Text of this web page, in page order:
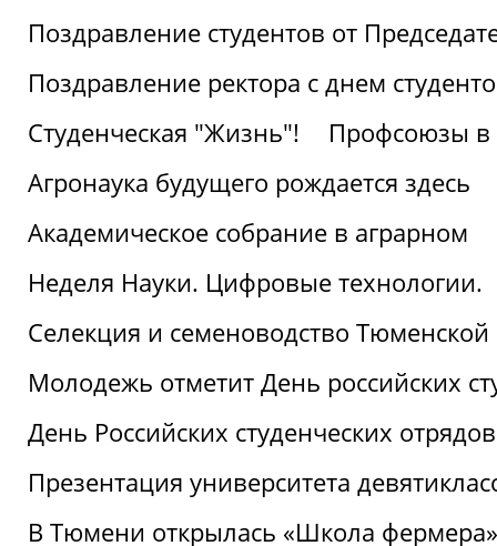
Поздравление студентов от
Поздравление ректора с днем
Студенческая "Жизнь"!
Профсоюзы в
Агронаука будущего рождается здесь
Академическое собрание в аграрном
Неделя Науки. Цифровые технологии.
Селекция и семеноводство Тюменской
Молодежь отметит День российских
День Российских студенческих
Презентация университета
В Тюмени открылась «Школа фермера»